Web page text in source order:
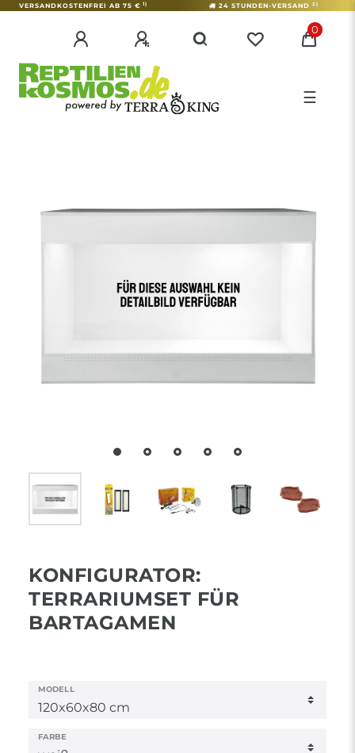
VERSANDKOSTENFREI AB 75 € 1) 24 STUNDEN-VERSAND 2)
0
☰
KONFIGURATOR:
TERRARIUMSET FÜR
BARTAGAMEN
MODELL
FARBE